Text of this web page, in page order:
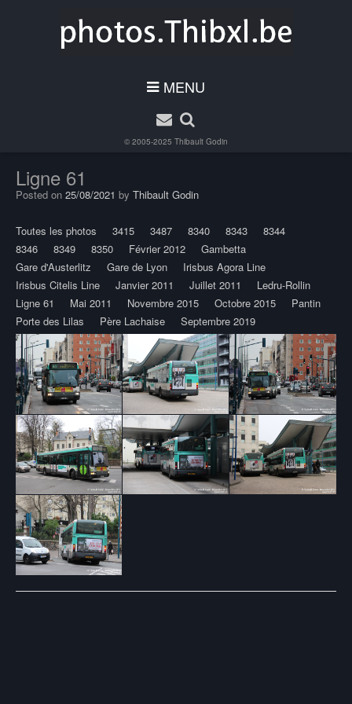
MENU
© 2005-2025 Thibault Godin
Ligne 61
Posted on 25/08/2021 by Thibault Godin
Toutes les photos 3415 3487 8340 8343
8344
8346
8349 8350 Février 2012
Gambetta
Gare d'Austerlitz
Gare de Lyon
Irisbus Agora Line
Irisbus Citelis Line
Janvier 2011 Juillet 2011
Ledru-Rollin
Ligne 61
Mai 2011 Novembre 2015 Octobre 2015
Pantin
Porte des Lilas
Père Lachaise Septembre 2019
Post